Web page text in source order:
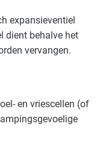
expansieventiel
dient behalve het
vervangen.
en vriescellen (of